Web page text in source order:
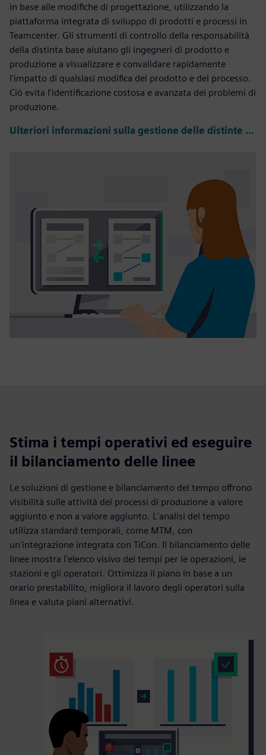
in base alle modifiche di progettazione, utilizzando la
piattaforma integrata di sviluppo di prodotti e processi in
Teamcenter. Gli strumenti di controllo della responsabilità
della distinta base aiutano gli ingegneri di prodotto e
produzione a visualizzare e convalidare rapidamente
l'impatto di qualsiasi modifica del prodotto e del processo.
Ciò evita l'identificazione costosa e avanzata dei problemi di
produzione.
Ulteriori informazioni sulla gestione delle distinte base di produzione
Stima i tempi operativi ed eseguire
il bilanciamento delle linee
Le soluzioni di gestione e bilanciamento del tempo offrono
visibilità sulle attività dei processi di produzione a valore
aggiunto e non a valore aggiunto. L'analisi del tempo
utilizza standard temporali, come MTM, con
un'integrazione integrata con TiCon. Il bilanciamento delle
linee mostra l'elenco visivo dei tempi per le operazioni, le
stazioni e gli operatori. Ottimizza il piano in base a un
orario prestabilito, migliora il lavoro degli operatori sulla
linea e valuta piani alternativi.